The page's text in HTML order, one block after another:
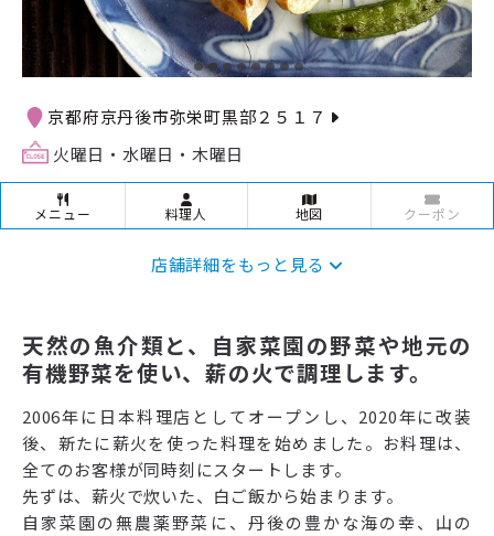
京都府京丹後市弥栄町黒部２５１７
火曜日・水曜日・木曜日
メニュー 料理人 地図 クーポン
店舗詳細をもっと見る
天然の魚介類と、自家菜園の野菜や地元の
有機野菜を使い、薪の火で調理します。
2006年に日本料理店としてオープンし、2020年に改装
後、新たに薪火を使った料理を始めました。お料理は、
全てのお客様が同時刻にスタートします。
先ずは、薪火で炊いた、白ご飯から始まります。
自家菜園の無農薬野菜に、丹後の豊かな海の幸、山の